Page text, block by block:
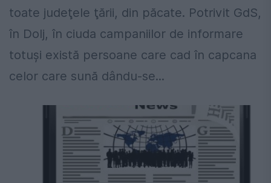
toate judeţele ţării, din păcate. Potrivit GdS,
în Dolj, în ciuda campaniilor de informare
totuşi există persoane care cad în capcana
celor care sună dându-se...